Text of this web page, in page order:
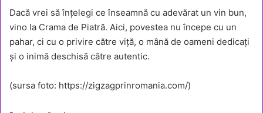
Dacă vrei să înțelegi ce înseamnă cu adevărat un vin bun,
vino la Crama de Piatră. Aici, povestea nu începe cu un
pahar, ci cu o privire către viță, o mână de oameni dedicați
și o inimă deschisă către autentic.
(sursa foto: https://zigzagprinromania.com/)